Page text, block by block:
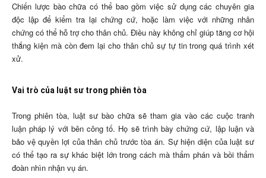
Chiến lược bào chữa có thể bao gồm việc sử dụng các chuyên gia
độc lập để kiểm tra lại chứng cứ, hoặc làm việc với những nhân
chứng có thể hỗ trợ cho thân chủ. Điều này không chỉ giúp tăng cơ hội
thắng kiện mà còn đem lại cho thân chủ sự tự tin trong quá trình xét
xử.
Vai trò của luật sư trong phiên tòa
Trong phiên tòa, luật sư bào chữa sẽ tham gia vào các cuộc tranh
luận pháp lý với bên công tố. Họ sẽ trình bày chứng cứ, lập luận và
bảo vệ quyền lợi của thân chủ trước tòa án. Sự hiện diện của luật sư
có thể tạo ra sự khác biệt lớn trong cách mà thẩm phán và bồi thẩm
đoàn nhìn nhận vụ án.